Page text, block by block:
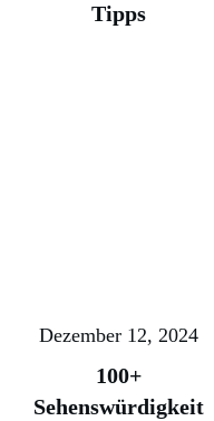
Tipps
Dezember 12, 2024
100+
Sehenswürdigkeit